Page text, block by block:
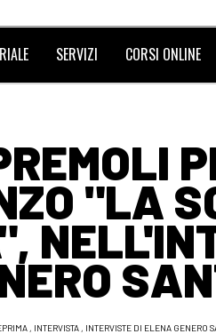
SERVIZI CORSI ONLINE
"LA
, INTERVISTA , INTERVISTE DI ELENA GENERO